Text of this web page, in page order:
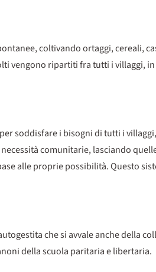
coltivando ortaggi, cereali,
vengono ripartiti fra tutti i villaggi, in
soddisfare i bisogni di tutti i
comunitarie, lasciando
alle proprie possibilità. Questo
che si avvale anche
della scuola paritaria e libertaria.